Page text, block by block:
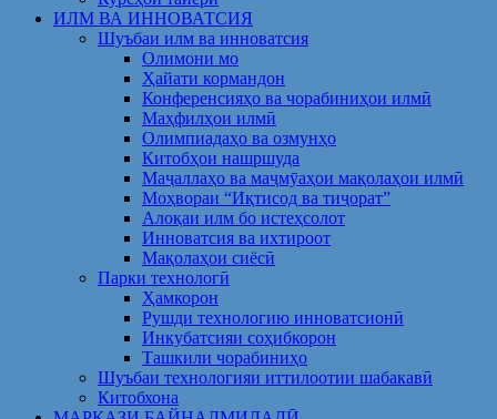
ИЛМ ВА ИННОВАТСИЯ
Шуъбаи илм ва инноватсия
Олимони мо
Ҳайати кормандон
Конференсияҳо ва чорабиниҳои илмӣ
Маҳфилҳои илмӣ
Олимпиадаҳо ва озмунҳо
Китобҳои нашршуда
Маҷаллаҳо ва маҷмӯаҳои мақолаҳои илмӣ
Моҳвораи “Иқтисод ва тиҷорат”
Алоқаи илм бо истеҳсолот
Инноватсия ва ихтироот
Мақолаҳои сиёсӣ
Парки технологӣ
Ҳамкорон
Рушди технологию инноватсионӣ
Инкубатсияи соҳибкорон
Ташкили чорабиниҳо
Шуъбаи технологияи иттилоотии шабакавӣ
Китобхона